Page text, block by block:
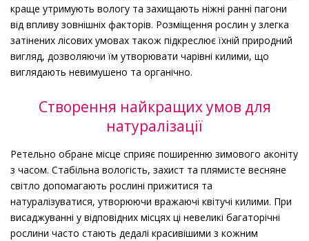
краще утримують вологу та захищають ніжні ранні пагони
від впливу зовнішніх факторів. Розміщення рослин у злегка
затінених лісових умовах також підкреслює їхній природний
вигляд, дозволяючи їм утворювати чарівні килими, що
виглядають невимушено та органічно.
Створення найкращих умов для
натуралізації
Ретельно обране місце сприяє поширенню зимового аконіту
з часом. Стабільна вологість, захист та плямисте весняне
світло допомагають рослині прижитися та
натуралізуватися, утворюючи вражаючі квітучі килими. При
висаджуванні у відповідних місцях ці невеликі багаторічні
рослини часто стають дедалі красивішими з кожним